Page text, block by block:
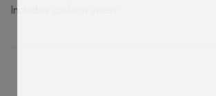
Includes cushion insert